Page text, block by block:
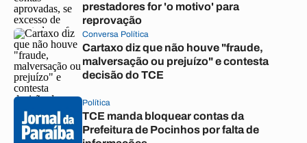
prestadores for 'o motivo' para
reprovação
Conversa Política
Cartaxo diz que não houve "fraude,
malversação ou prejuízo" e contesta
decisão do TCE
Política
TCE manda bloquear contas da
Prefeitura de Pocinhos por falta de